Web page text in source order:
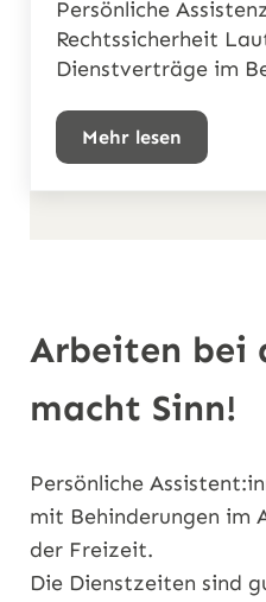
Persönliche
Rechtssicherheit
Dienstverträge im
Mehr lesen
WAG
Arbeiten bei
macht Sinn!
Persönliche
mit Behinderungen im
der Freizeit.
Die Dienstzeiten sind